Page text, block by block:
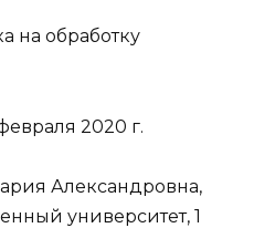
на обработку
2020 г.
Александровна,
университет, 1